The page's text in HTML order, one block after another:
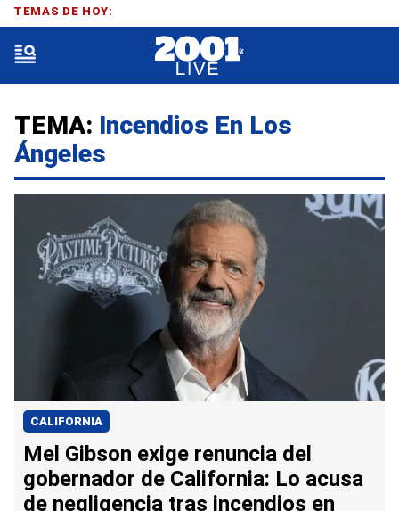
TEMA: Incendios En Los
Ángeles
CALIFORNIA
Mel Gibson exige renuncia del
gobernador de California: Lo acusa
de negligencia tras incendios en
TEMAS DE HOY: